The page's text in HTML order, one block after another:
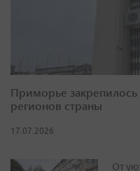
Приморье закрепилось
регионов страны
17.07.2026
От